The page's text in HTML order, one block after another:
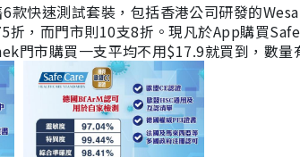
款快速測試套裝，包括香港公司研發的
折，而門市則10支8折。現凡於App購買
門市購買一支平均不用$17.9就買到，數量